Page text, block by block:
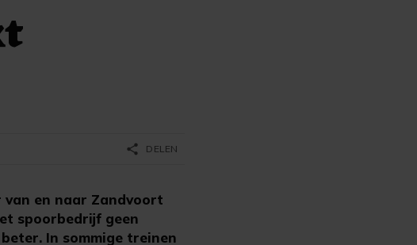
van en naar Zandvoort
spoorbedrijf geen
In sommige treinen
share DELEN